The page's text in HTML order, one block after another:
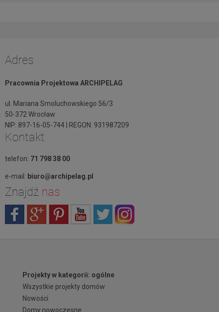
Adres
Pracownia Projektowa ARCHIPELAG
ul. Mariana Smoluchowskiego 56/3
50-372 Wrocław
NIP: 897-16-05-744 | REGON: 931987209
Kontakt
telefon: 71 798 38 00
e-mail: biuro@archipelag.pl
Znajdź nas
Projekty w kategorii: ogólne
Wszystkie projekty domów
Nowości
Domy nowoczesne